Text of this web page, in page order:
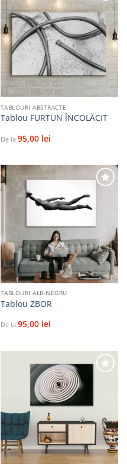
Adaugă
la
favorite
TABLOURI ABSTRACTE
Tablou FURTUN ÎNCOLĂCIT
De la 95,00 lei
TABLOURI ALB-NEGRU
Tablou ZBOR
De la 95,00 lei
favorite